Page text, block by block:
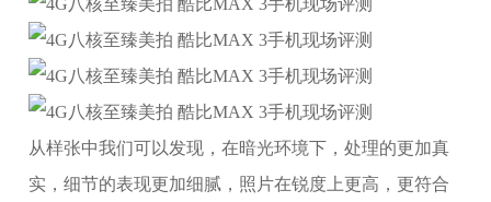
从样张中我们可以发现，在暗光环境下，处理的更加真
实，细节的表现更加细腻，照片在锐度上更高，更符合